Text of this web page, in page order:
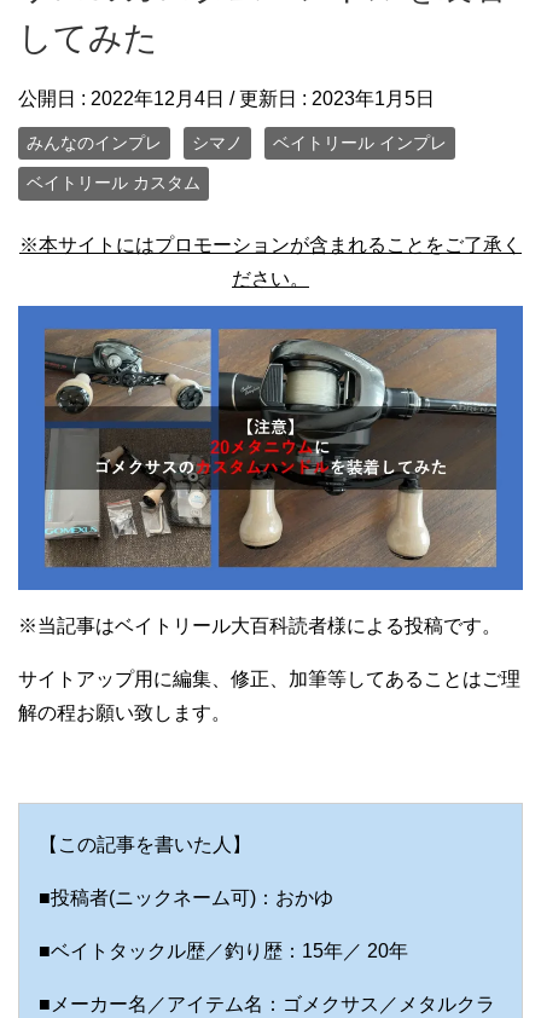
してみた
公開日 : 2022年12月4日 / 更新日 : 2023年1月5日
みんなのインプレ シマノ ベイトリール インプレ
ベイトリール カスタム
※本サイトにはプロモーションが含まれることをご了承く
ださい。
※当記事はベイトリール大百科読者様による投稿です。
サイトアップ用に編集、修正、加筆等してあることはご理
解の程お願い致します。
【この記事を書いた人】
■投稿者(ニックネーム可)：おかゆ
■ベイトタックル歴／釣り歴：15年／ 20年
■メーカー名／アイテム名：ゴメクサス／メタルクラ